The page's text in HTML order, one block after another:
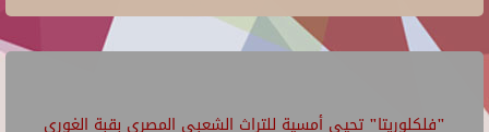
"فلكلوريتا" تحيي أمسية للتراث الشعبي المصري بقبة الغوري